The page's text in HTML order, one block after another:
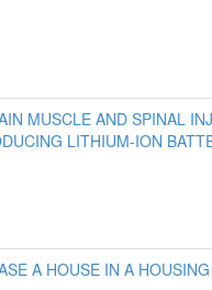
MUSCLE AND SPINAL
LITHIUM-ION
A HOUSE IN A